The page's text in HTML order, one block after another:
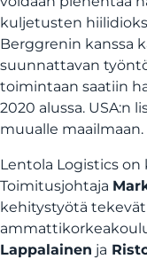
kuljetusten
Berggrenin kanssa
suunnattavan
toimintaan saatiin
2020 alussa. USA:n
muualle maailmaan.
Lentola Logistics
Toimitusjohtaja
kehitystyötä
Lappalainen ja